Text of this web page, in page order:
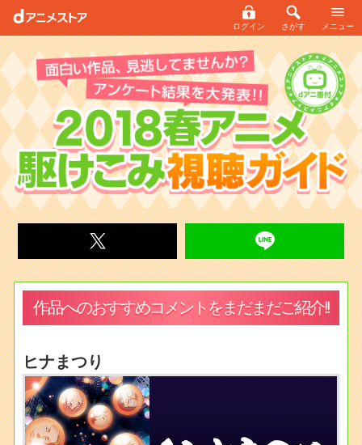
ログイン さがす メニュー
作品へのおすすめコメントをまだまだご紹介!!
ヒナまつり